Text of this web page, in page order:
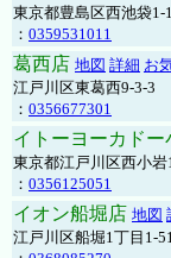
東京都豊島区西池袋
： 0359531011
葛西店 地図 詳細 お
江戸川区東葛西9-3-3
： 0356677301
イトーヨーカドー
東京都江戸川区西小
： 0356125051
イオン船堀店 地図
江戸川区船堀1丁目1-